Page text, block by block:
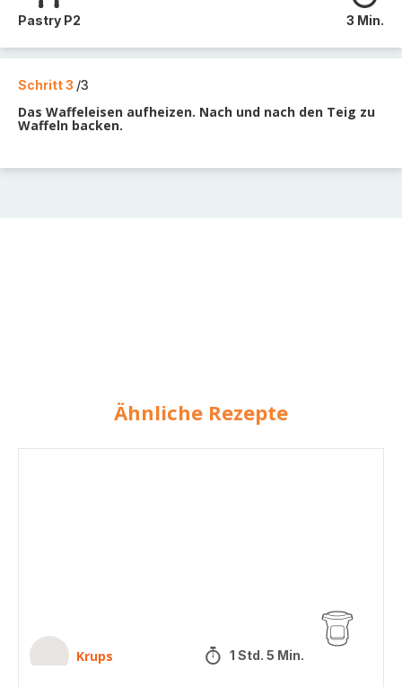
Pastry P2 3 Min.
Schritt 3 /3
Das Waffeleisen aufheizen. Nach und nach den Teig zu
Waffeln backen.
Ähnliche Rezepte
Krups 1 Std. 5 Min.